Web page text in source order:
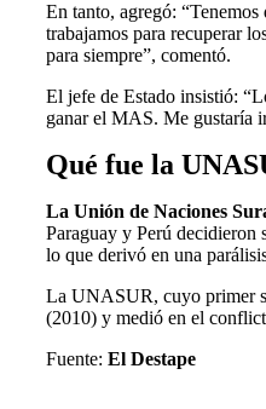
En tanto, agregó:
trabajamos para recuperar
para siempre”, comentó.
El jefe de Estado insistió:
ganar el MAS. Me gustaría
Qué fue la
La Unión de Naciones
Paraguay y Perú decidieron
lo que derivó en una
La UNASUR, cuyo primer
(2010) y medió en el
Fuente: El Destape